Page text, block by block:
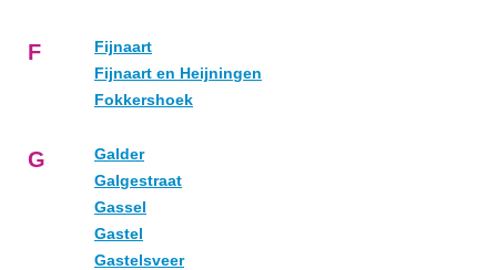
F
Fijnaart
Fijnaart en Heijningen
Fokkershoek
G
Galder
Galgestraat
Gassel
Gastel
Gastelsveer